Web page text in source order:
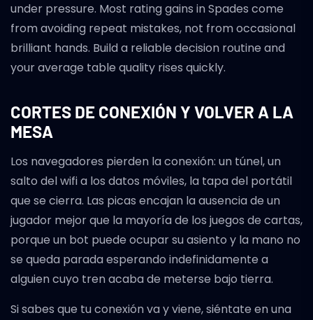
under pressure. Most rating gains in Spades come
from avoiding repeat mistakes, not from occasional
brilliant hands. Build a reliable decision routine and
your average table quality rises quickly.
CORTES DE CONEXIÓN Y VOLVER A LA
MESA
Los navegadores pierden la conexión: un túnel, un
salto del wifi a los datos móviles, la tapa del portátil
que se cierra. Las picas encajan la ausencia de un
jugador mejor que la mayoría de los juegos de cartas,
porque un bot puede ocupar su asiento y la mano no
se queda parada esperando indefinidamente a
alguien cuyo tren acaba de meterse bajo tierra.
Si sabes que tu conexión va y viene, siéntate en una